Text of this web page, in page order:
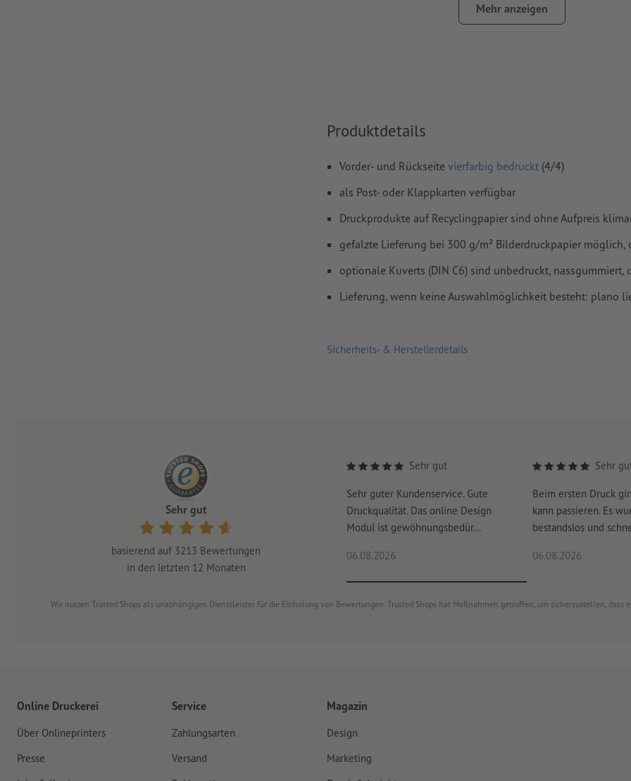
müssen vollständig eingebettet oder in Kurven
Überdruckeneinstellungen
Wie lege ich Druckdaten richtig an?
Mehr anzeigen
Produktdetails
Vorder- und Rückseite vierfarbig bedruckt (4/4)
als Post- oder Klappkarten verfügbar
Druckprodukte auf Recyclingpapier sind ohne Aufpreis
gefalzte Lieferung bei 300 g/m² Bilderdruckpapier
optionale Kuverts (DIN C6) sind unbedruckt,
Lieferung, wenn keine Auswahlmöglichkeit besteht: plano
Sicherheits- & Herstellerdetails
Sehr gut
basierend auf 3213 Bewertungen
in den letzten 12 Monaten
Sehr gut
Sehr guter Kundenservice. Gute
Druckqualität. Das online Design
Modul ist gewöhnungsbedür...
06.08.2026
Sehr
Beim ersten Druck
kann passieren. Es
bestandslos und
06.08.2026
Wir nutzen Trusted Shops als unabhängigen Dienstleister für die Einholung von Bewertungen. Trusted Shops hat Maßnahmen getroffen, um sicherzustellen,
Online Druckerei
Über Onlineprinters
Presse
Service
Zahlungsarten
Versand
Magazin
Design
Marketing